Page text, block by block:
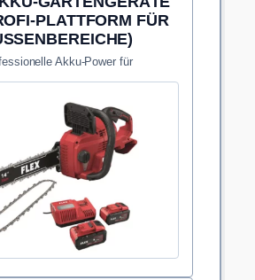
PLATTFORM FÜR
Akku-Power für